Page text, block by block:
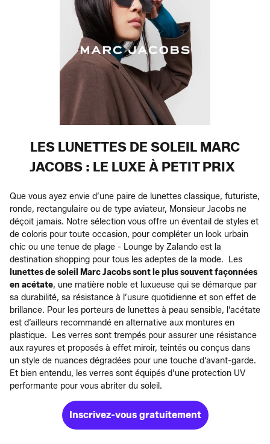
LES LUNETTES DE SOLEIL MARC
JACOBS : LE LUXE À PETIT PRIX
Que vous ayez envie d’une paire de lunettes classique, futuriste,
ronde, rectangulaire ou de type aviateur, Monsieur Jacobs ne
déçoit jamais. Notre sélection vous offre un éventail de styles et
de coloris pour toute occasion, pour compléter un look urbain
chic ou une tenue de plage - Lounge by Zalando est la
destination shopping pour tous les adeptes de la mode. Les
lunettes de soleil Marc Jacobs sont le plus souvent façonnées
en acétate, une matière noble et luxueuse qui se démarque par
sa durabilité, sa résistance à l’usure quotidienne et son effet de
brillance. Pour les porteurs de lunettes à peau sensible, l’acétate
est d’ailleurs recommandé en alternative aux montures en
plastique. Les verres sont trempés pour assurer une résistance
aux rayures et proposés à effet miroir, teintés ou conçus dans
un style de nuances dégradées pour une touche d'avant-garde.
Et bien entendu, les verres sont équipés d’une protection UV
performante pour vous abriter du soleil.
Inscrivez-vous gratuitement